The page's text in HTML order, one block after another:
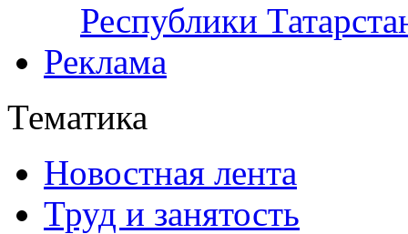
Республики
Реклама
Тематика
Новостная лента
Труд и занятость